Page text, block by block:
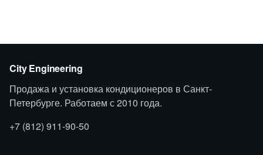
City Engineering
Продажа и установка кондиционеров в Санкт-
Петербурге. Работаем с 2010 года.
+7 (812) 911-90-50